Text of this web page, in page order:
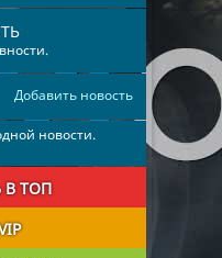
Добавить новость
новости.
В ТОП